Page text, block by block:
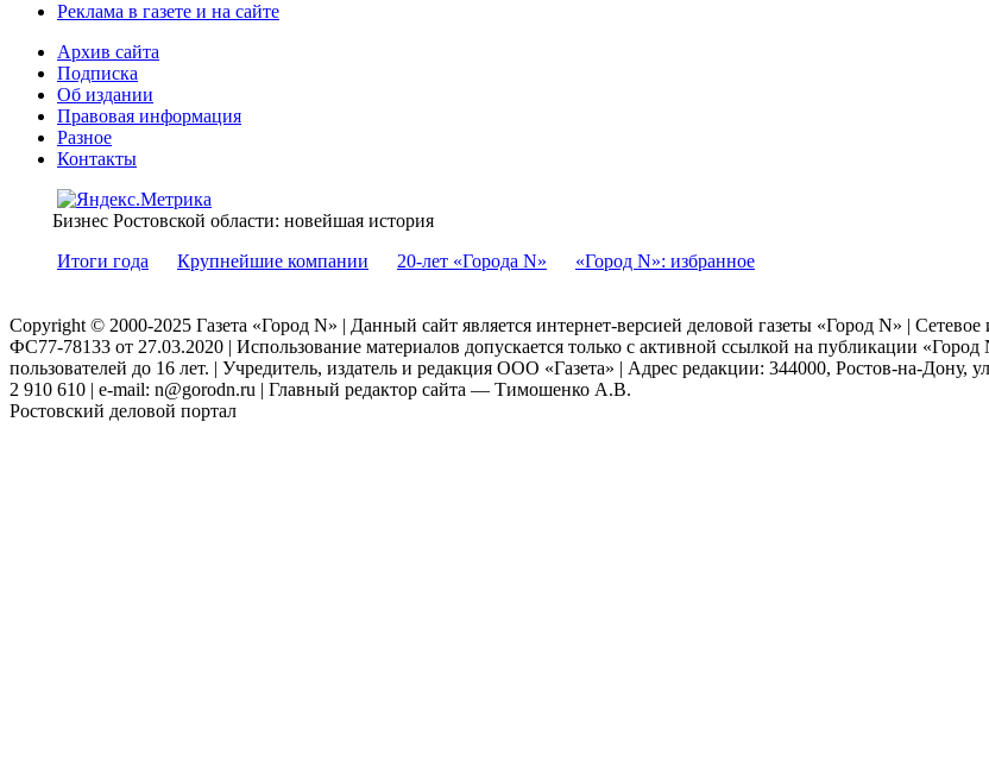
Реклама в газете и на сайте
Архив сайта
Подписка
Об издании
Правовая информация
Разное
Контакты
Бизнес Ростовской области: новейшая история
Итоги года
Крупнейшие компании 20-лет «Города N» «Город N»: избранное
Copyright © 2000-2025 Газета «Город N» | Данный сайт является интернет-версией деловой газеты «Город N» |
ФС77-78133 от 27.03.2020 | Использование материалов допускается только с активной ссылкой на публикации
пользователей до 16 лет. | Учредитель, издатель и редакция ООО «Газета» | Адрес редакции: 344000, Ростов-на-
2 910 610 | e-mail: n@gorodn.ru | Главный редактор сайта — Тимошенко А.В.
Ростовский деловой портал